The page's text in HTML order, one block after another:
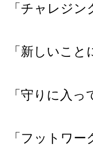
「チャレジン
「新しいこ
「守りに入っ
「フットワ